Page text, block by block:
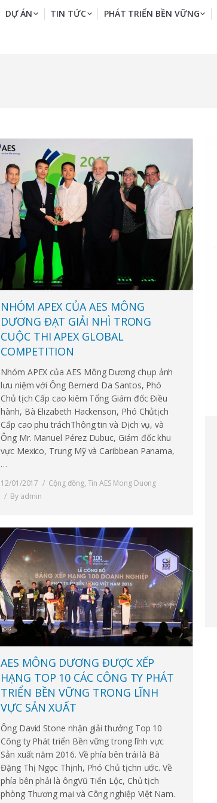
DỰ ÁN TIN TỨC PHÁT TRIỂN BỀN VỮNG
NHÓM APEX CỦA AES MÔNG
DƯƠNG ĐẠT GIẢI NHÌ TRONG
CUỘC THI APEX GLOBAL
COMPETITION
Nhóm APEX của AES Mông Dương chụp ảnh
lưu niệm với Ông Bernerd Da Santos, Phó
Chủ tịch Cấp cao kiêm Tổng Giám đốc Điều
hành, Bà Elizabeth Hackenson, Phó Chủtịch
Cấp cao phu tráchThông tin và Dịch vụ, và
Ông Mr. Manuel Pérez Dubuc, Giám đốc khu
vực Mexico, Trung Mỹ và Caribbean Panama,
…
12/01/2017 Cộng đồng, Tin AES Mong Duong
By admin
AES MÔNG DƯƠNG ĐƯỢC XẾP
HẠNG TOP 10 CÁC CÔNG TY PHÁT
TRIỂN BỀN VỮNG TRONG LĨNH
VỰC SẢN XUẤT
Ông David Stone nhận giải thưởng Top 10
Công ty Phát triển Bền vững trong lĩnh vực
Sản xuất năm 2016. Về phía bên trái là Bà
Đặng Thị Ngọc Thịnh, Phó Chủ tịchn ước. Về
phía bên phải là ôngVũ Tiến Lộc, Chủ tịch
phòng Thương mại và Công nghiệp Việt Nam.